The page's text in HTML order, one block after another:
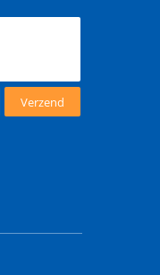
Verzend